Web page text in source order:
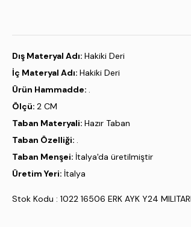
Dış Materyal Adı: Hakiki Deri
İç Materyal Adı: Hakiki Deri
Ürün Hammadde: .
Ölçü: 2 CM
Taban Materyali: Hazır Taban
Taban Özelliği: .
Taban Menşei: İtalya'da üretilmiştir
Üretim Yeri: İtalya
Stok Kodu : 1022 16506 ERK AYK Y24